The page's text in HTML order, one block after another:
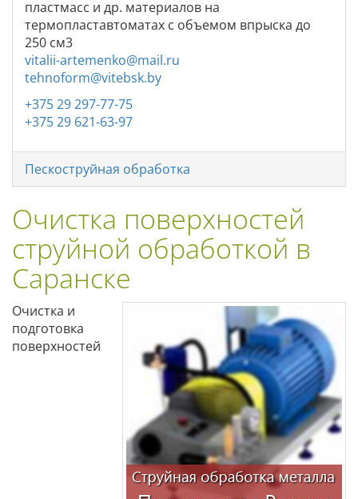
пластмасс и др. материалов на
термопластавтоматах с объемом впрыска до
250 см3
vitalii-artemenko@mail.ru
tehnoform@vitebsk.by
+375 29 297-77-75
+375 29 621-63-97
Пескоструйная обработка
Очистка поверхностей
струйной обработкой в
Саранске
Очистка и
подготовка
поверхностей